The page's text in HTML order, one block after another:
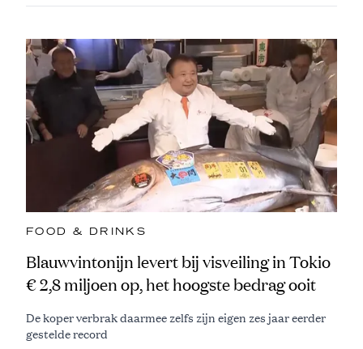
FOOD & DRINKS
Blauwvintonijn levert bij visveiling in Tokio
€ 2,8 miljoen op, het hoogste bedrag ooit
De koper verbrak daarmee zelfs zijn eigen zes jaar eerder
gestelde record